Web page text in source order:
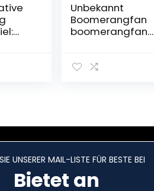
alle
Unbekannt
Boomerangfan
boomerangfans
Linkshänder
UNSERER MAIL-LISTE FÜR BESTE BEI
Bietet an